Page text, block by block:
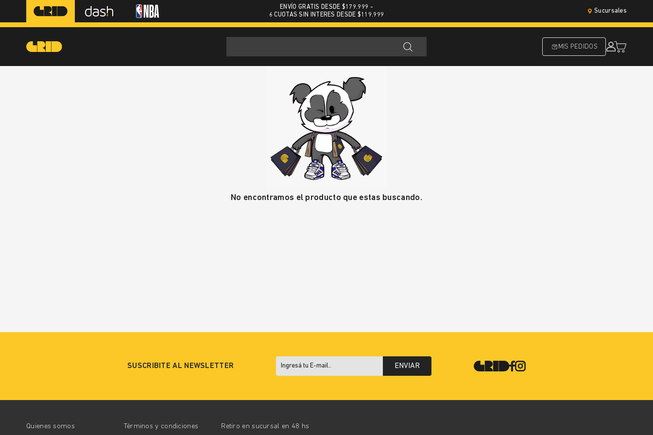
ENVÍO GRATIS DESDE $179.999 -
6 CUOTAS SIN INTERES DESDE $119.999
Sucursales
MIS PEDIDOS
No encontramos el producto que estas buscando.
SUSCRIBITE AL NEWSLETTER ENVIAR
Quienes somos Términos y condiciones Retiro en sucursal en 48 hs